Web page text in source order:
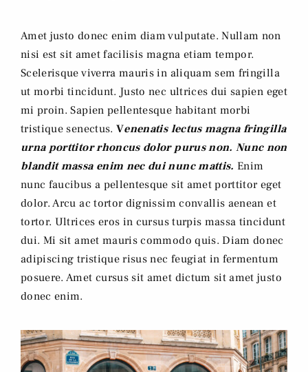
Amet justo donec enim diam vulputate. Nullam non
nisi est sit amet facilisis magna etiam tempor.
Scelerisque viverra mauris in aliquam sem fringilla
ut morbi tincidunt. Justo nec ultrices dui sapien eget
mi proin. Sapien pellentesque habitant morbi
tristique senectus. Venenatis lectus magna fringilla
urna porttitor rhoncus dolor purus non. Nunc non
blandit massa enim nec dui nunc mattis. Enim
nunc faucibus a pellentesque sit amet porttitor eget
dolor. Arcu ac tortor dignissim convallis aenean et
tortor. Ultrices eros in cursus turpis massa tincidunt
dui. Mi sit amet mauris commodo quis. Diam donec
adipiscing tristique risus nec feugiat in fermentum
posuere. Amet cursus sit amet dictum sit amet justo
donec enim.